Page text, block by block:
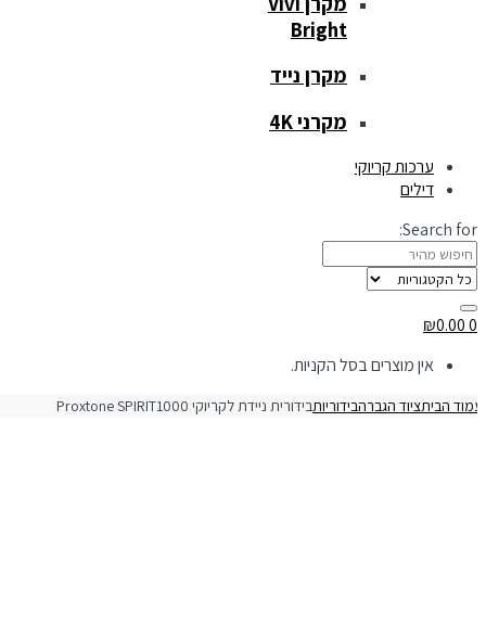
Bright
מקרן נייד
מקרני 4K
ערכות קריוקי
דילים
Search for:
₪0.00
אין מוצרים בסל הקניות.
הביתציוד הגברהבידוריותבידורית ניידת לקריוקי Proxtone SPIRIT1000